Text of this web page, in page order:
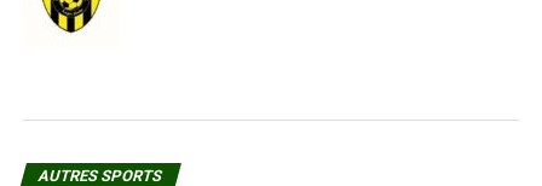
AUTRES SPORTS